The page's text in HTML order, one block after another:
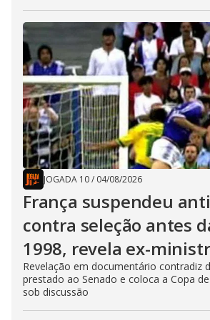
JOGADA 10/ 04/08/2026
França suspendeu
contra seleção antes
1998, revela ex-
Revelação em documentário contradiz
prestado ao Senado e coloca a Copa
sob discussão